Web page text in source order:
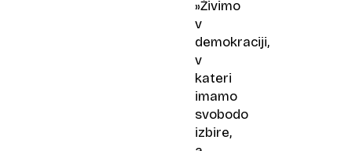
»Živimo
v
demokraciji,
v
kateri
imamo
svobodo
izbire,